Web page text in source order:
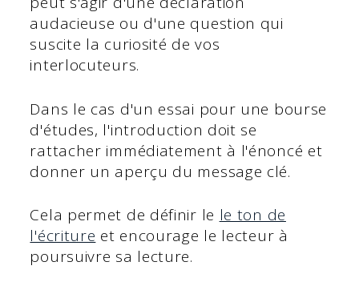
audacieuse ou d'une question qui
suscite la curiosité de vos
interlocuteurs.
Dans le cas d'un essai pour une bourse
d'études, l'introduction doit se
rattacher immédiatement à l'énoncé et
donner un aperçu du message clé.
Cela permet de définir le le ton de
l'écriture et encourage le lecteur à
poursuivre sa lecture.